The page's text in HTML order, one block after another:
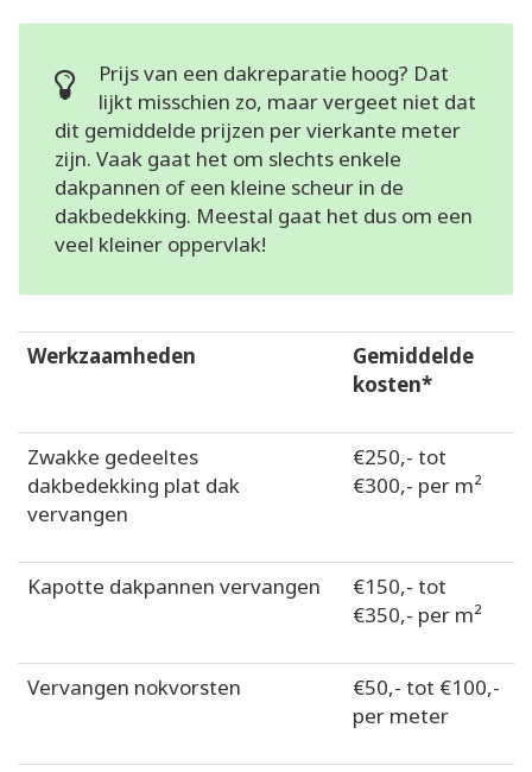
Prijs van een dakreparatie hoog? Dat
lijkt misschien zo, maar vergeet niet dat
dit gemiddelde prijzen per vierkante meter
zijn. Vaak gaat het om slechts enkele
dakpannen of een kleine scheur in de
dakbedekking. Meestal gaat het dus om een
veel kleiner oppervlak!
Werkzaamheden
Gemiddelde
kosten*
Zwakke gedeeltes
dakbedekking plat dak
vervangen
€250,- tot
€300,- per m²
Kapotte dakpannen vervangen
€150,- tot
€350,- per m²
Vervangen nokvorsten
€50,- tot €100,-
per meter